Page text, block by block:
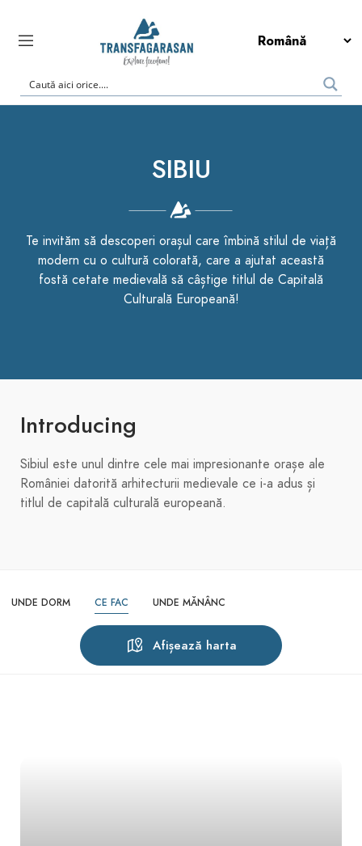
SIBIU
Te invităm să descoperi orașul care îmbină stilul de viață
modern cu o cultură colorată, care a ajutat această
fostă cetate medievală să câștige titlul de Capitală
Culturală Europeană!
Introducing
Sibiul este unul dintre cele mai impresionante orașe ale
României datorită arhitecturii medievale ce i-a adus și
titlul de capitală culturală europeană.
UNDE DORM CE FAC UNDE MĂNÂNC
Afișează harta